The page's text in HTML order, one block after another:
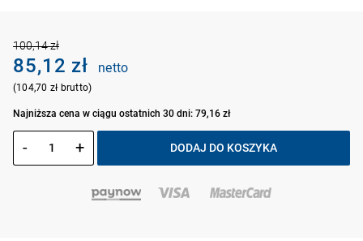
100,14 zł
85,12 zł netto
(104,70 zł brutto)
Najniższa cena w ciągu ostatnich 30 dni: 79,16 zł
- + DODAJ DO KOSZYKA